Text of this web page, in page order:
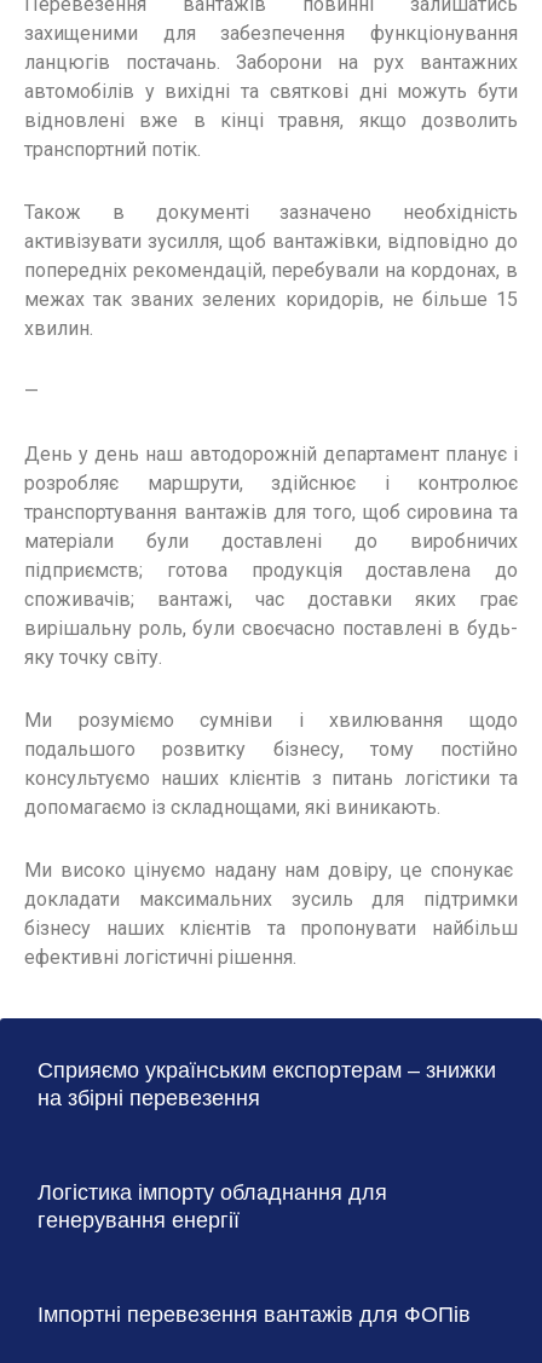
Сприяємо українським експортерам – знижки
на збірні перевезення
Логістика імпорту обладнання для
генерування енергії
Імпортні перевезення вантажів для ФОПів
Перевезення вантажів повинні залишатись
захищеними для забезпечення функціонування
ланцюгів постачань. Заборони на рух вантажних
автомобілів у вихідні та святкові дні можуть бути
відновлені вже в кінці травня, якщо дозволить
транспортний потік.
Також в документі зазначено необхідність
активізувати зусилля, щоб вантажівки, відповідно до
попередніх рекомендацій, перебували на кордонах, в
межах так званих зелених коридорів, не більше 15
хвилин.
—
День у день наш автодорожній департамент планує і
розробляє маршрути, здійснює і контролює
транспортування вантажів для того, щоб сировина та
матеріали були доставлені до виробничих
підприємств; готова продукція доставлена до
споживачів; вантажі, час доставки яких грає
вирішальну роль, були своєчасно поставлені в будь-
яку точку світу.
Ми розуміємо сумніви і хвилювання щодо
подальшого розвитку бізнесу, тому постійно
консультуємо наших клієнтів з питань логістики та
допомагаємо із складнощами, які виникають.
Ми високо цінуємо надану нам довіру, це спонукає
докладати максимальних зусиль для підтримки
бізнесу наших клієнтів та пропонувати найбільш
ефективні логістичні рішення.